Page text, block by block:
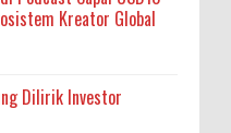
Kreator Global
Dilirik Investor